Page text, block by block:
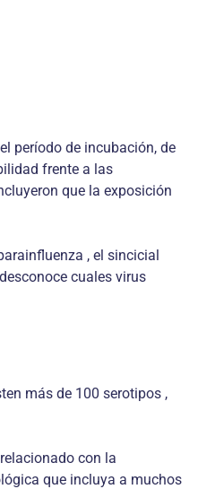
período de incubación, de
frente a las
que la exposición
, el sincicial
cuales virus
más de 100 serotipos ,
con la
que incluya a muchos